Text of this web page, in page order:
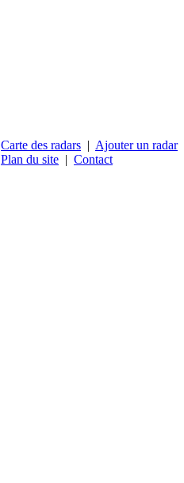
Carte des radars | Ajouter un radar
Plan du site | Contact